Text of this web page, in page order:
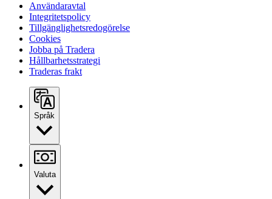
Användaravtal
Integritetspolicy
Tillgänglighetsredogörelse
Cookies
Jobba på Tradera
Hållbarhetsstrategi
Traderas frakt
Språk
Valuta